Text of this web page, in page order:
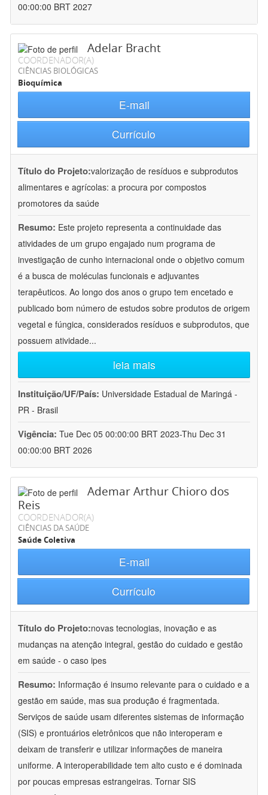
00:00:00 BRT 2027
Adelar Bracht
COORDENADOR(A)
CIÊNCIAS BIOLÓGICAS
Bioquímica
E-mail
Currículo
Título do Projeto:valorização de resíduos e subprodutos
alimentares e agrícolas: a procura por compostos
promotores da saúde
Resumo: Este projeto representa a continuidade das
atividades de um grupo engajado num programa de
investigação de cunho internacional onde o objetivo comum
é a busca de moléculas funcionais e adjuvantes
terapêuticos. Ao longo dos anos o grupo tem encetado e
publicado bom número de estudos sobre produtos de origem
vegetal e fúngica, considerados resíduos e subprodutos, que
possuem atividade...
leia mais
Instituição/UF/País: Universidade Estadual de Maringá -
PR - Brasil
Vigência: Tue Dec 05 00:00:00 BRT 2023-Thu Dec 31
00:00:00 BRT 2026
Ademar Arthur Chioro dos
Reis
COORDENADOR(A)
CIÊNCIAS DA SAÚDE
Saúde Coletiva
E-mail
Currículo
Título do Projeto:novas tecnologias, inovação e as
mudanças na atenção integral, gestão do cuidado e gestão
em saúde - o caso ipes
Resumo: Informação é insumo relevante para o cuidado e a
gestão em saúde, mas sua produção é fragmentada.
Serviços de saúde usam diferentes sistemas de informação
(SIS) e prontuários eletrônicos que não interoperam e
deixam de transferir e utilizar informações de maneira
uniforme. A interoperabilidade tem alto custo e é dominada
por poucas empresas estrangeiras. Tornar SIS